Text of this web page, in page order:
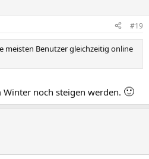
#19
meisten Benutzer gleichzeitig online
noch steigen werden. 🙂